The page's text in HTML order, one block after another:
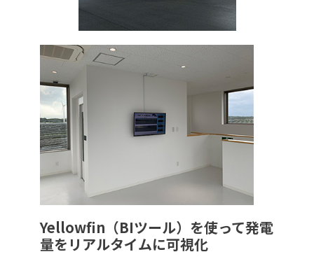
Yellowfin（BIツール）を使って発電
量をリアルタイムに可視化